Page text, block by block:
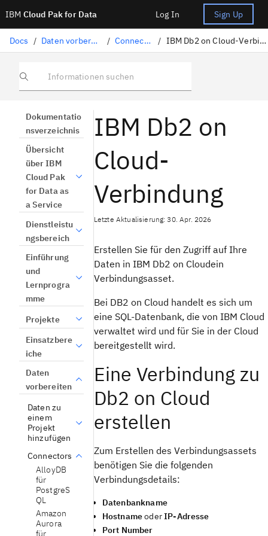
IBM Cloud Pak for Data Log In Sign Up
Docs / Daten vorbereiten / Connectors / IBM Db2 on Cloud-Verbindung
Informationen suchen
Dokumentatio
nsverzeichnis
Übersicht
über IBM
Cloud Pak
for Data as
a Service
Dienstleistu
ngsbereich
Einführung
und
Lernprogra
mme
Projekte
Einsatzbere
iche
Daten
vorbereiten
Daten zu
einem
Projekt
hinzufügen
Connectors
AlloyDB
für
PostgreS
QL
Amazon
Aurora
für
IBM Db2 on
Cloud-
Verbindung
Letzte Aktualisierung: 30. Apr. 2026
Erstellen Sie für den Zugriff auf Ihre
Daten in IBM Db2 on Cloudein
Verbindungsasset.
Bei DB2 on Cloud handelt es sich um
eine SQL-Datenbank, die von IBM Cloud
verwaltet wird und für Sie in der Cloud
bereitgestellt wird.
Eine Verbindung zu
Db2 on Cloud
erstellen
Zum Erstellen des Verbindungsassets
benötigen Sie die folgenden
Verbindungsdetails:
Datenbankname
HostnameoderIP-Adresse
Port Number